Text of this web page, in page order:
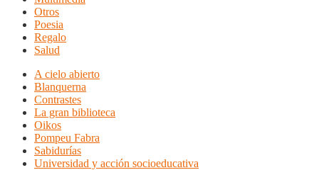
Otros
Poesia
Regalo
Salud
A cielo abierto
Blanquerna
Contrastes
La gran biblioteca
Oikos
Pompeu Fabra
Sabidurías
Universidad y acción socioeducativa